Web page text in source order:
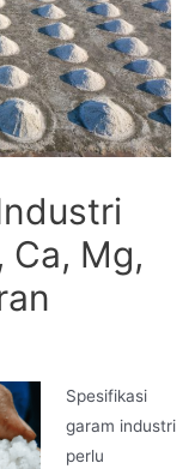
Ca, Mg,
Spesifikasi
garam industri
perlu